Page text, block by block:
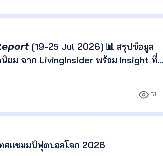
[19-25 Jul 2026] 📊 สรุปข้อมูล
ยม จาก LivingInsider พร้อม Insight ที่
องอสังหาฯ เอเจนต์ และนักลงทุน ติดตาม
51
ศแชมมป์ฟุตบอลโลก 2026